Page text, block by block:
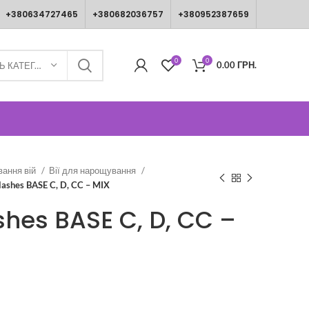
+380634727465 +380682036757 +380952387659
ВИБЕРІТЬ КАТЕГОРІЮ 0 0 0.00ГРН.
вій
Вії для нарощування
BASE C, D, CC – MIX
BASE C, D, CC –